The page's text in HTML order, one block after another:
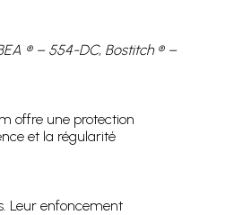
® – 554-DC, Bostitch ® –
offre une protection
et la régularité
Leur enfoncement